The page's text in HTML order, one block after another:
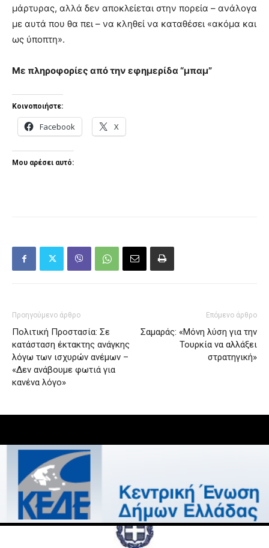
μάρτυρας, αλλά δεν αποκλείεται στην πορεία – ανάλογα
με αυτά που θα πει – να κληθεί να καταθέσει «ακόμα και
ως ύποπτη».
Με πληροφορίες από την εφημερίδα “μπαμ”
Κοινοποιήστε:
Facebook X
Μου αρέσει αυτό:
Προηγούμενο άρθρο
Πολιτική Προστασία: Σε
κατάσταση έκτακτης ανάγκης
λόγω των ισχυρών ανέμων –
«Δεν ανάβουμε φωτιά για
κανένα λόγο»
Επόμενο άρθρο
Σαμαράς: «Μόνη λύση για την
Τουρκία να αλλάξει
στρατηγική»